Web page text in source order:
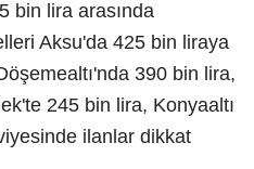
bin lira arasında
Aksu'da 425 bin liraya
390 bin lira,
245 bin lira, Konyaaltı
ilanlar dikkat